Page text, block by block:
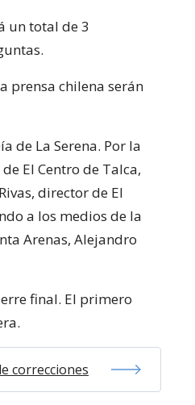
un total de 3
prensa chilena serán
de La Serena. Por la
El Centro de Talca,
director de El
a los medios de la
Arenas, Alejandro
final. El primero
correcciones